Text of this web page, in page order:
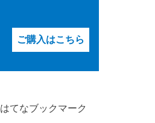
ご購入はこちら
はてなブックマーク